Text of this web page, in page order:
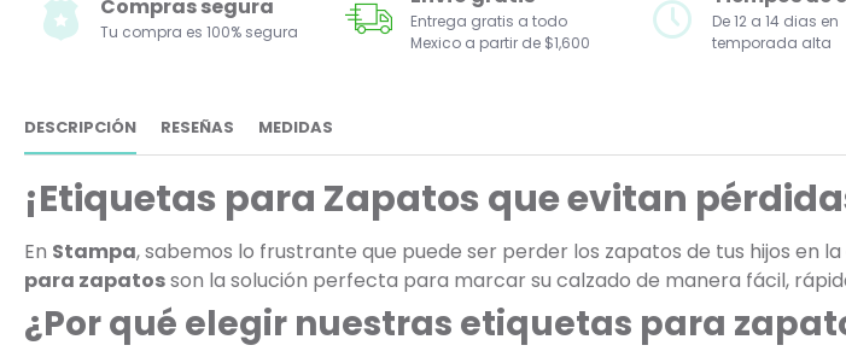
Compras segura
Tu compra es 100% segura
Entrega gratis a todo
Mexico a partir de $1,600
De 12 a 14 dias en
temporada alta
DESCRIPCIÓN RESEÑAS MEDIDAS
¡Etiquetas para Zapatos que evitan
En Stampa, sabemos lo frustrante que puede ser perder los zapatos de tus hijos en
para zapatosson la solución perfecta para marcar su calzado de manera fácil,
¿Por qué elegir nuestras etiquetas para